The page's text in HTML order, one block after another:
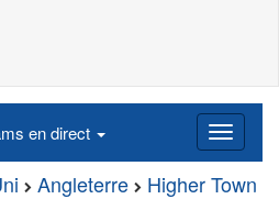
en direct
Angleterre Higher Town